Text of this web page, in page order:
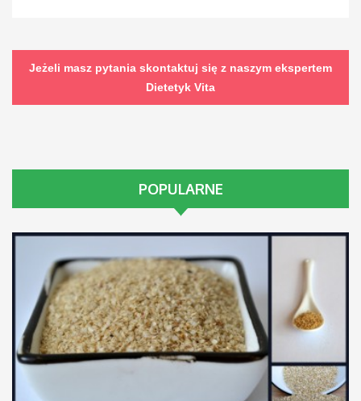
Jeżeli masz pytania skontaktuj się z naszym ekspertem
Dietetyk Vita
POPULARNE